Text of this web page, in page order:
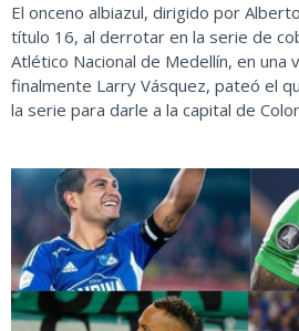
El onceno albiazul, dirigido por
título 16, al derrotar en la serie de
Atlético Nacional de Medellín, en una
finalmente Larry Vásquez, pateó el
la serie para darle a la capital de